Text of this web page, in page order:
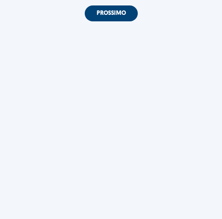
PROSSIMO